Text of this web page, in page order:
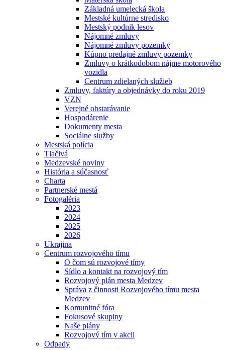
Základná umelecká škola
Mestské kultúrne stredisko
Mestský podnik lesov
Nájomné zmluvy
Nájomné zmluvy pozemky
Kúpno predajné zmluvy pozemky
Zmluvy o krátkodobom nájme motorového
vozidla
Centrum zdielaných služieb
Zmluvy, faktúry a objednávky do roku 2019
VZN
Verejné obstarávanie
Hospodárenie
Dokumenty mesta
Sociálne služby
Mestská polícia
Tlačivá
Medzevské noviny
História a súčasnosť
Charta
Partnerské mestá
Fotogaléria
2023
2024
2025
2026
Ukrajina
Centrum rozvojového tímu
O čom sú rozvojové tímy
Sídlo a kontakt na rozvojový tím
Rozvojový plán mesta Medzev
Správa z činnosti Rozvojového tímu mesta
Medzev
Komunitné fóra
Fokusové skupiny
Naše plány
Rozvojový tím v akcii
Odpady